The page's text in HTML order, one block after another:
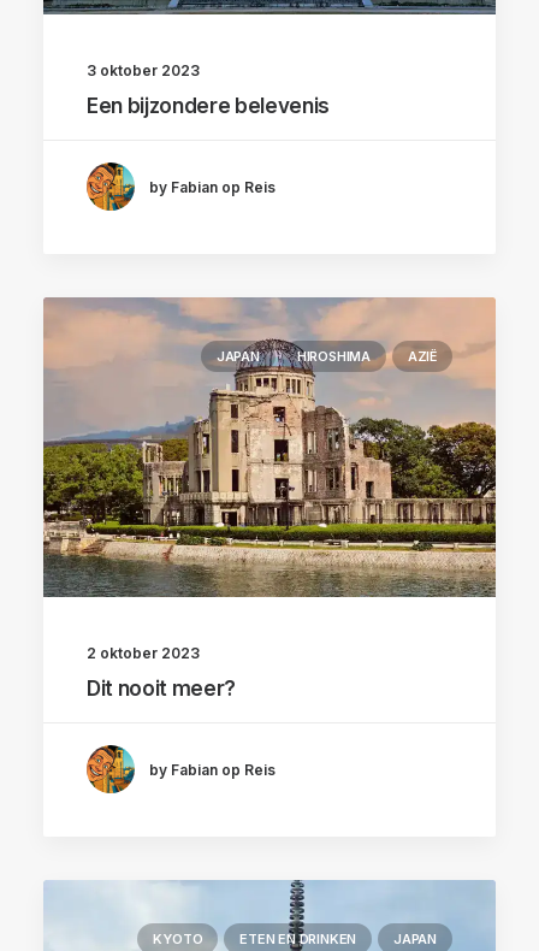
3 oktober 2023
Een bijzondere belevenis
by Fabian op Reis
JAPAN HIROSHIMA AZIË
2 oktober 2023
Dit nooit meer?
by Fabian op Reis
KYOTO ETEN EN DRINKEN JAPAN